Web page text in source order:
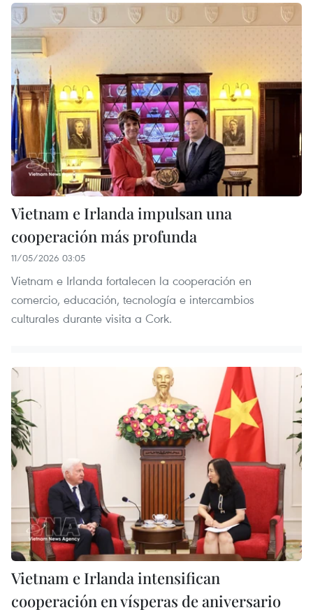
Vietnam e Irlanda impulsan una
cooperación más profunda
11/05/2026 03:05
Vietnam e Irlanda fortalecen la cooperación en
comercio, educación, tecnología e intercambios
culturales durante visita a Cork.
Vietnam e Irlanda intensifican
cooperación en vísperas de aniversario